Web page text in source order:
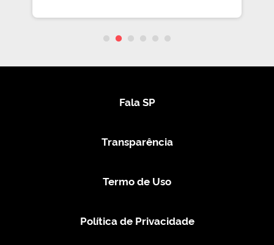
Fala SP
Transparência
Termo de Uso
Política de Privacidade